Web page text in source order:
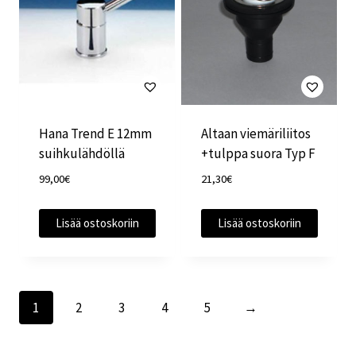
Hana Trend E 12mm
suihkulähdöllä
99,00€
Lisää ostoskoriin
Altaan viemäriliitos
+tulppa suora Typ F
21,30€
Lisää ostoskoriin
1 2 3 4 5 →